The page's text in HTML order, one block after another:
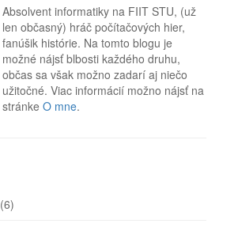
Absolvent informatiky na FIIT STU, (už
len občasný) hráč počítačových hier,
fanúšik histórie. Na tomto blogu je
možné nájsť blbosti každého druhu,
občas sa však možno zadarí aj niečo
užitočné. Viac informácií možno nájsť na
stránke O mne.
(6)